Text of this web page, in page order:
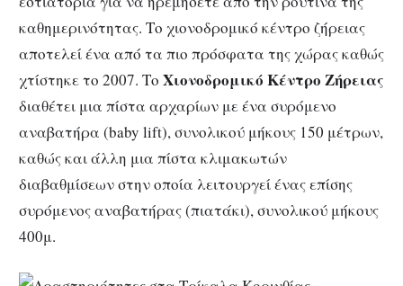
καθημερινότητας. Το χιονοδρομικό κέντρο ζήρειας
αποτελεί ένα από τα πιο πρόσφατα της χώρας καθώς
χτίστηκε το 2007. Το Χιονοδρομικό Κέντρο Ζήρειας
διαθέτει μια πίστα αρχαρίων με ένα συρόμενο
αναβατήρα (baby lift), συνολικού μήκους 150 μέτρων,
καθώς και άλλη μια πίστα κλιμακωτών
διαβαθμίσεων στην οποία λειτουργεί ένας επίσης
συρόμενος αναβατήρας (πιατάκι), συνολικού μήκους
400μ.